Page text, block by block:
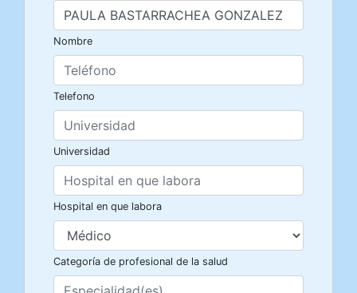
Nombre
Telefono
Universidad
Hospital en que labora
Categoría de profesional de la salud